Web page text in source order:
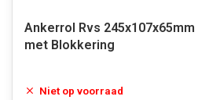
Ankerrol Rvs 245x107x65mm
met Blokkering
Niet op voorraad